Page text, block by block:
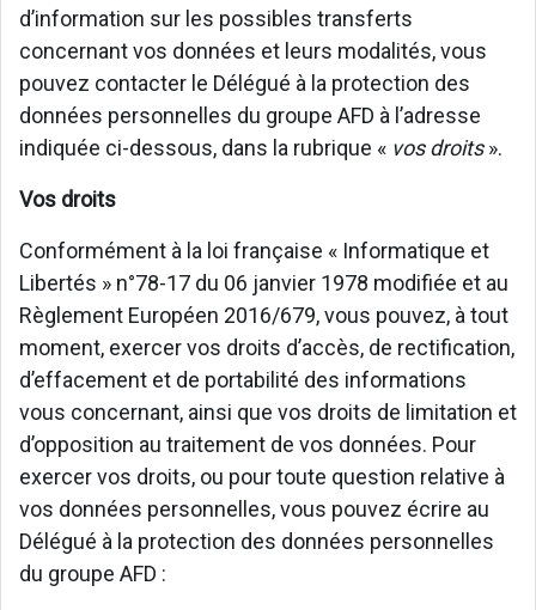
d’information sur les possibles transferts
concernant vos données et leurs modalités, vous
pouvez contacter le Délégué à la protection des
données personnelles du groupe AFD à l’adresse
indiquée ci-dessous, dans la rubrique « vos droits».
Vos droits
Conformément à la loi française « Informatique et
Libertés » n°78-17 du 06 janvier 1978 modifiée et au
Règlement Européen 2016/679, vous pouvez, à tout
moment, exercer vos droits d’accès, de rectification,
d’effacement et de portabilité des informations
vous concernant, ainsi que vos droits de limitation et
d’opposition au traitement de vos données. Pour
exercer vos droits, ou pour toute question relative à
vos données personnelles, vous pouvez écrire au
Délégué à la protection des données personnelles
du groupe AFD :